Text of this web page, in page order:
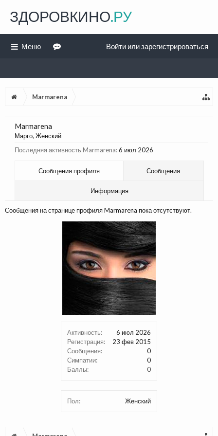
Marmarena
Активность:
6 июл 2026
Регистрация:
23 фев 2015
Сообщения:
0
Симпатии:
0
Баллы:
0
Пол: Женский
Marmarena
Марго, Женский
Последняя активность Marmarena:6 июл 2026
Сообщения профиля Сообщения
Информация
Сообщения на странице профиля Marmarena пока отсутствуют.
ЗДОРОВКИНО.РУ
Меню Войти или зарегистрироваться